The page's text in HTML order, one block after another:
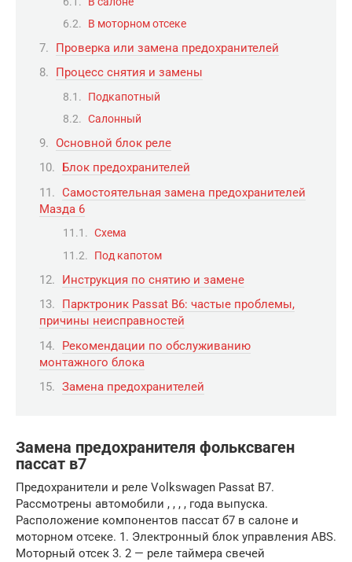
В моторном отсеке
Проверка или замена предохранителей
Процесс снятия и замены
Подкапотный
Салонный
Основной блок реле
Блок предохранителей
Самостоятельная замена предохранителей
Мазда 6
Схема
Под капотом
Инструкция по снятию и замене
Парктроник Passat B6: частые проблемы,
причины неисправностей
Рекомендации по обслуживанию
монтажного блока
Замена предохранителей
Замена предохранителя фольксваген
пассат в7
Предохранители и реле Volkswagen Passat B7.
Рассмотрены автомобили , , , , года выпуска.
Расположение компонентов пассат б7 в салоне и
моторном отсеке. 1. Электронный блок управления ABS.
Моторный отсек 3. 2 — реле таймера свечей